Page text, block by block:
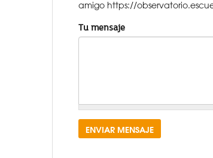
amigo https://
Tu mensaje
ENVIAR MENSAJE